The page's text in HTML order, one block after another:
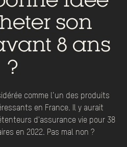
son
8 ans
?
comme l’un des produits
en France. Il y aurait
d'assurance vie pour 38
en 2022. Pas mal non ?